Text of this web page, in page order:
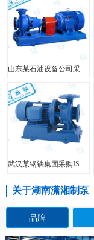
山东某石油设备公司采购FIS型单级单吸离心泵
关于湖南潇湘制泵
品牌